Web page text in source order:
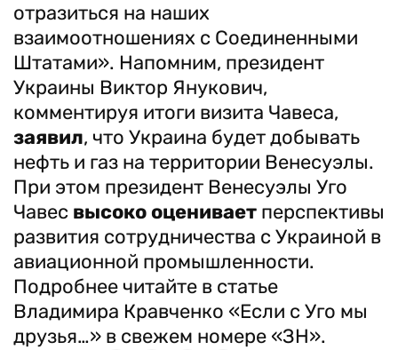
отразиться на наших
взаимоотношениях с Соединенными
Штатами». Напомним, президент
Украины Виктор Янукович,
комментируя итоги визита Чавеса,
заявил, что Украина будет добывать
нефть и газ на территории Венесуэлы.
При этом президент Венесуэлы Уго
Чавес высоко оценивает перспективы
развития сотрудничества с Украиной в
авиационной промышленности.
Подробнее читайте в статье
Владимира Кравченко «Если с Уго мы
друзья…» в свежем номере «ЗН».